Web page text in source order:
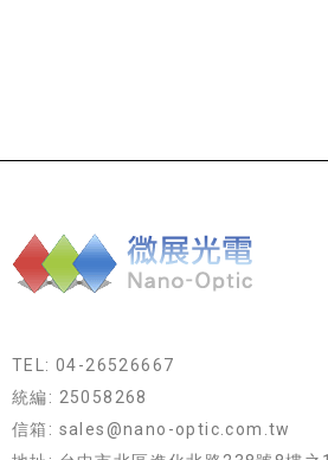
TEL: 04-26526667
統編: 25058268
信箱: sales@nano-optic.com.tw